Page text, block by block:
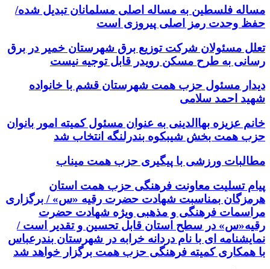
مساله فلسطین به مساله اصلی مسلمانان تبدیل شده/
حفظ وحدت رمز اصلی پیروزی است
تعلل مسئولان شرکت توزیع برق شهرستان خمیر در برق
رسانی به طرح مسکن رویدر قابل توجیه نیست
دیدار مسئول حزب همت شهرستان قشم با خانواده
شهید احمد سلامی
خانم عزیزه بهاالدینی به عنوان مسئول کمیته امور بانوان
حزب همت بخش شیبکوه بندرلنگه انتخاب شد
مطالبات ورزشی با پیگیری حزب همت میناب
پیام تسلیت معاونت فرهنگی حزب همت استان
هرمزگان بمناسبت شهادت حضرت رقیه «س» / برگزاری
مراسمات فرهنگی و مذهبی ویژه شهادت حضرت
رقیه«س» در سطح استان قابل تحسین و تقدیر است /
نمایشنامه ای با نام دردانه خرابه در شهرستان بندرعباس
با همکاری کمیته فرهنگی حزب همت برگزار خواهد شد